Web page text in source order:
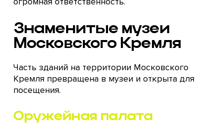
Знаменитые музеи
Московского Кремля
Часть зданий на территории Московского
Кремля превращена в музеи и открыта для
посещения.
Оружейная палата